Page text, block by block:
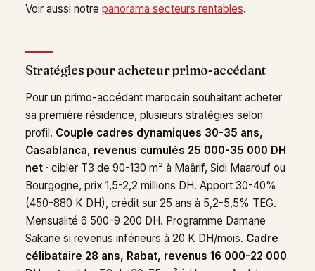
Voir aussi notre panorama secteurs rentables.
Stratégies pour acheteur primo-accédant
Pour un primo-accédant marocain souhaitant acheter
sa première résidence, plusieurs stratégies selon
profil. Couple cadres dynamiques 30-35 ans,
Casablanca, revenus cumulés 25 000-35 000 DH
net · cibler T3 de 90-130 m² à Maârif, Sidi Maarouf ou
Bourgogne, prix 1,5-2,2 millions DH. Apport 30-40%
(450-880 K DH), crédit sur 25 ans à 5,2-5,5% TEG.
Mensualité 6 500-9 200 DH. Programme Damane
Sakane si revenus inférieurs à 20 K DH/mois. Cadre
célibataire 28 ans, Rabat, revenus 16 000-22 000